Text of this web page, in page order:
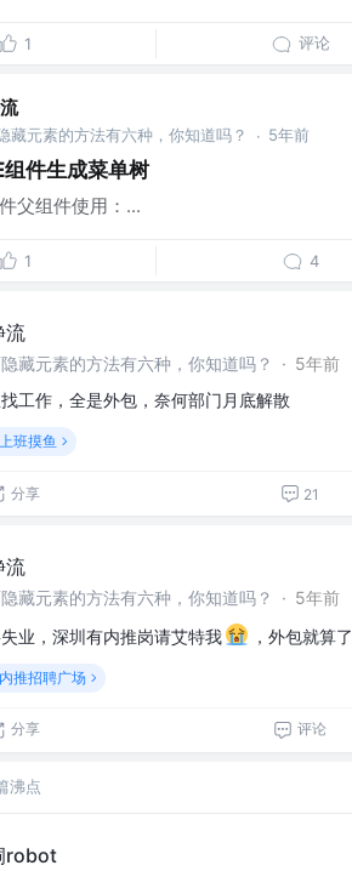
1 评论
藏元素的方法有六种，你知道吗？ · 5年前
组件生成菜单树
父组件使用：...
1 4
流
藏元素的方法有六种，你知道吗？ · 5年前
工作，全是外包，奈何部门月底解散
上班摸鱼
分享 21
流
藏元素的方法有六种，你知道吗？ · 5年前
业，深圳有内推岗请艾特我
，外包就算了
内推招聘广场
分享 评论
沸点
robot